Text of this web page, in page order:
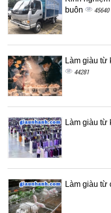
buôn
45640
Làm giàu từ
44281
Làm giàu từ
Làm giàu từ